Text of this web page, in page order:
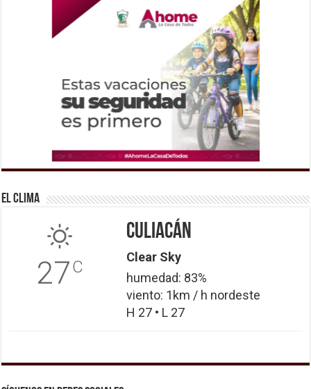
El Clima
27C
Culiacán
Clear Sky
humedad: 83%
viento: 1km / h nordeste
H 27 • L 27